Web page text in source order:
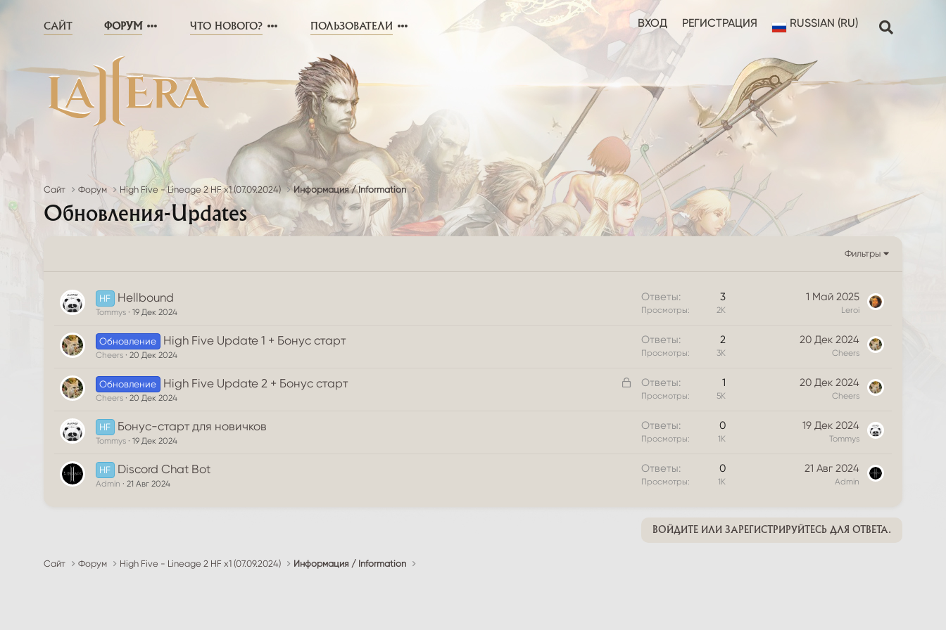
САЙТ ФОРУМ ЧТО НОВОГО? ПОЛЬЗОВАТЕЛИ ВХОД РЕГИСТРАЦИЯ RUSSIAN (RU)
Сайт Форум High Five - Lineage 2 HF x1 (07.09.2024) Информация / Information
Обновления-Updates
Фильтры
HF Hellbound
Tommys 19 Дек 2024
Ответы 3
Просмотры 2К
1 Май 2025
Leroi
Обновление High Five Update 1 + Бонус старт
Cheers 20 Дек 2024
Ответы 2
Просмотры 3К
20 Дек 2024
Cheers
З
Обновление High Five Update 2 + Бонус старт
Cheers 20 Дек 2024
Ответы 1
Просмотры 5К
20 Дек 2024
Cheers
HF Бонус-старт для новичков
Tommys 19 Дек 2024
Ответы 0
Просмотры 1К
19 Дек 2024
Tommys
HF Discord Chat Bot
Admin 21 Авг 2024
Ответы 0
Просмотры 1К
21 Авг 2024
Admin
ВОЙДИТЕ ИЛИ ЗАРЕГИСТРИРУЙТЕСЬ ДЛЯ ОТВЕТА.
Сайт Форум High Five - Lineage 2 HF x1 (07.09.2024) Информация / Information